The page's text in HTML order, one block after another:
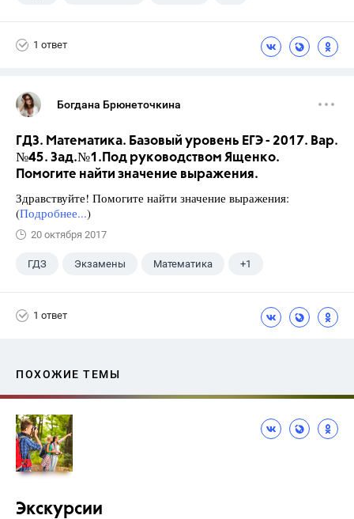
1 ответ
Богдана Брюнеточкина
ГДЗ. Математика. Базовый уровень ЕГЭ - 2017. Вар.
№45. Зад.№1.Под руководством Ященко.
Помогите найти значение выражения.
Здравствуйте! Помогите найти значение выражения:
(Подробнее...)
20 октября 2017
ГДЗ Экзамены Математика +1
1 ответ
ПОХОЖИЕ ТЕМЫ
Экскурсии